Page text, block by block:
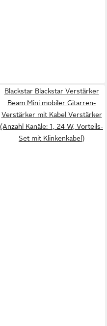
Blackstar Blackstar Verstärker
Beam Mini mobiler Gitarren-
Verstärker mit Kabel Verstärker
(Anzahl Kanäle: 1, 24 W, Vorteils-
Set mit Klinkenkabel)